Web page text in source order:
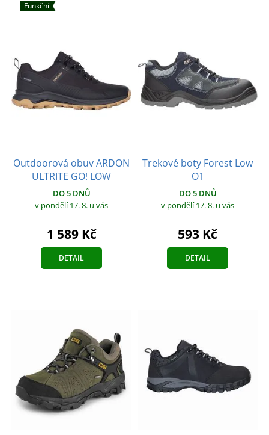
Funkční
Outdoorová obuv ARDON
ULTRITE GO! LOW
DO 5 DNŮ
v pondělí 17. 8. u vás
1 589 Kč
DETAIL
Trekové boty Forest Low
O1
DO 5 DNŮ
v pondělí 17. 8. u vás
593 Kč
DETAIL